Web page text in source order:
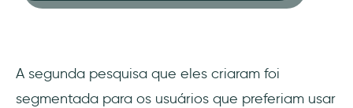
A segunda pesquisa que eles criaram foi
segmentada para os usuários que preferiam usar